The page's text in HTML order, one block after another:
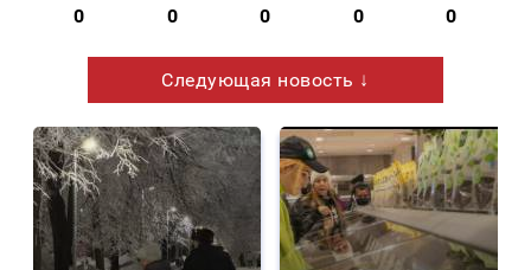
0 0 0 0 0
Следующая новость ↓